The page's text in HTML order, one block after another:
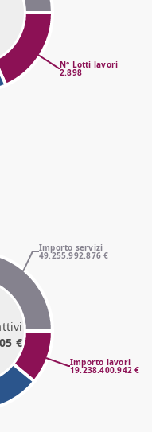
N° Lotti lavori
2.898
Importo lavori
19.238.400.942 €
Importo servizi
49.255.992.876 €
€